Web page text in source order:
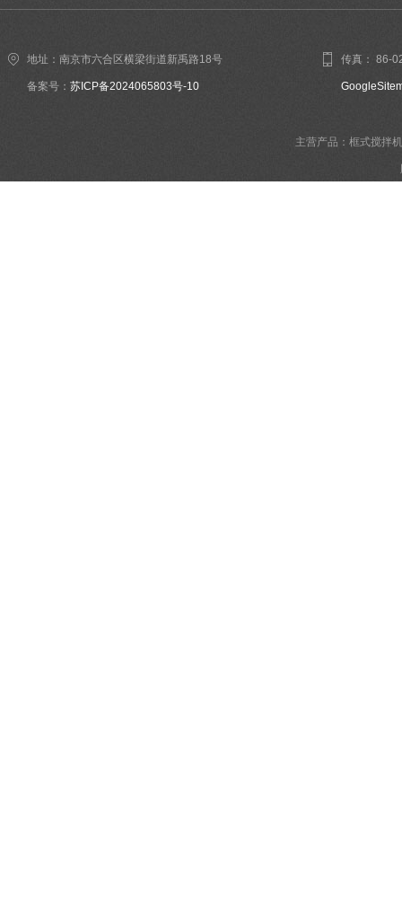
地址：南京市六合区横梁街道新禹路18号
备案号： 苏ICP备2024065803号-10
传真： 86-
主营产品：框式搅拌